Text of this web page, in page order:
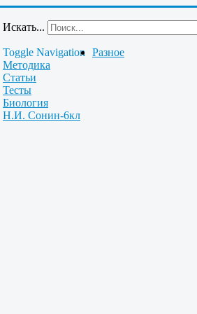
Искать...
Toggle Navigation
Разное
Методика
Статьи
Тесты
Биология
Н.И. Сонин-6кл